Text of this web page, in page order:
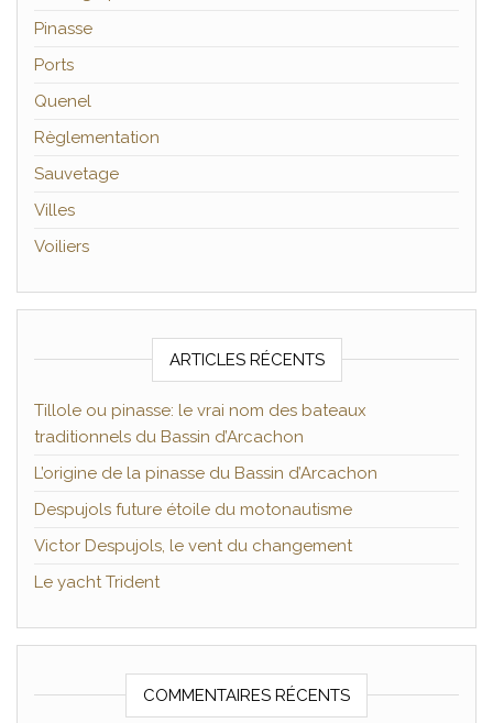
Pinasse
Ports
Quenel
Règlementation
Sauvetage
Villes
Voiliers
ARTICLES RÉCENTS
Tillole ou pinasse: le vrai nom des bateaux
traditionnels du Bassin d’Arcachon
L’origine de la pinasse du Bassin d’Arcachon
Despujols future étoile du motonautisme
Victor Despujols, le vent du changement
Le yacht Trident
COMMENTAIRES RÉCENTS